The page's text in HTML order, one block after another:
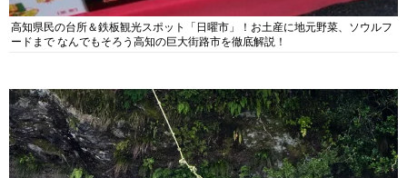
高知県民の台所＆鉄板観光スポット「日曜市」！お土産に地元野菜、ソウルフ
ードまで なんでもそろう高知の巨大街路市を徹底解説！